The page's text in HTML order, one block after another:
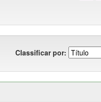
Classificar por: